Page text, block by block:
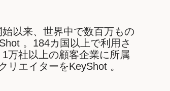
以来、世界中で数百万もの
。184カ国以上で利用さ
万社以上の顧客企業に所属
リエイターをKeyShot 。